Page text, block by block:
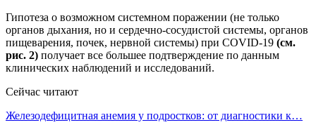
Гипотеза о возможном системном поражении (не только
органов дыхания, но и сердечно-сосудистой системы, органов
пищеварения, почек, нервной системы) при COVID-19 (см.
рис. 2) получает все большее подтверждение по данным
клинических наблюдений и исследований.
Сейчас читают
Железодефицитная анемия у подростков: от диагностики к…